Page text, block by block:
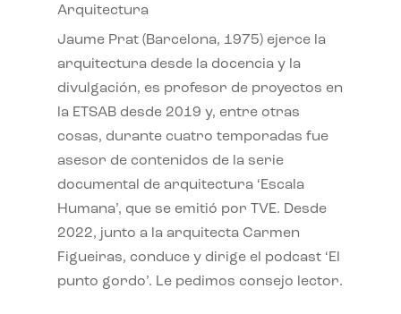
Arquitectura
Jaume Prat (Barcelona, 1975) ejerce la
arquitectura desde la docencia y la
divulgación, es profesor de proyectos en
la ETSAB desde 2019 y, entre otras
cosas, durante cuatro temporadas fue
asesor de contenidos de la serie
documental de arquitectura ‘Escala
Humana’, que se emitió por TVE. Desde
2022, junto a la arquitecta Carmen
Figueiras, conduce y dirige el podcast ‘El
punto gordo’. Le pedimos consejo lector.